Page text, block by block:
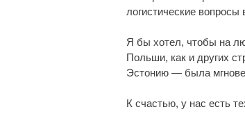
логистические вопросы
Я бы хотел, чтобы на
Польши, как и других
Эстонию — была
К счастью, у нас есть